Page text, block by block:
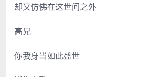
却又仿佛在这世间之外
高兄
你我身当如此盛世